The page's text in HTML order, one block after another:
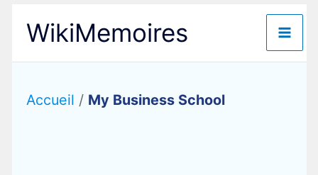
contenu
WikiMemoires
Accueil / My Business School